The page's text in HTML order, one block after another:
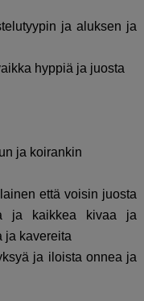
ja aluksen ja
hyppiä ja juosta
ja koirankin
että voisin juosta
ja kaikkea kivaa ja
ja kavereita
ja iloista onnea ja